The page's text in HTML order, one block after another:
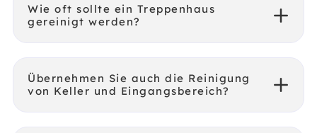
Wie oft sollte ein Treppenhaus
gereinigt werden?
Übernehmen Sie auch die Reinigung
von Keller und Eingangsbereich?